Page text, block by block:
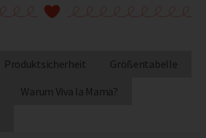
Produktsicherheit
Größentabelle
Warum Viva la Mama?